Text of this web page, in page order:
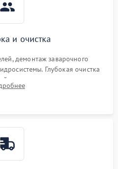
и очистка
демонтаж заварочного
Глубокая очистка
масел, жмыха и накипи.
и фильтров с использованием